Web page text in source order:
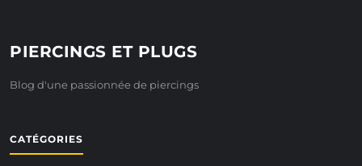
PIERCINGS ET PLUGS
Blog d'une passionnée de piercings
CATÉGORIES